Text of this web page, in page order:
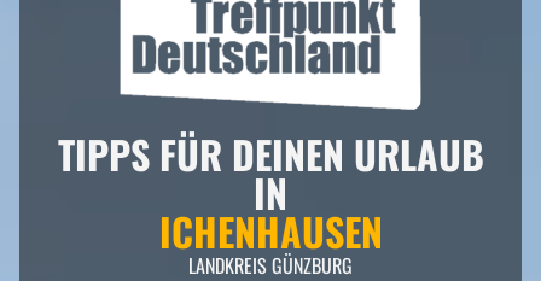
TIPPS FÜR DEINEN URLAUB
IN
ICHENHAUSEN
LANDKREIS GÜNZBURG